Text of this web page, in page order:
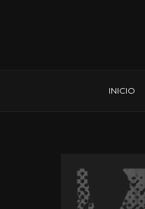
INICIO